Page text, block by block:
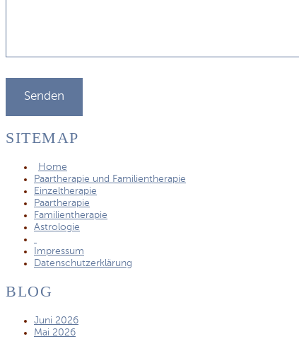
SITEMAP
Home
Paartherapie und Familientherapie
Einzeltherapie
Paartherapie
Familientherapie
Astrologie
Impressum
Datenschutzerklärung
BLOG
Juni 2026
Mai 2026